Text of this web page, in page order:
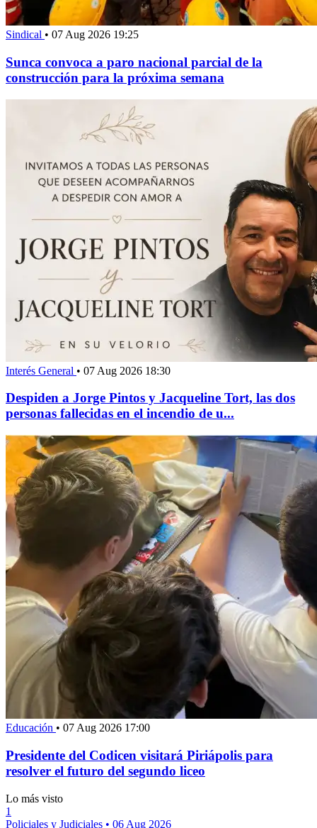
Sindical • 07 Aug 2026 19:25
Sunca convoca a paro nacional parcial de la
construcción para la próxima semana
Interés General • 07 Aug 2026 18:30
Despiden a Jorge Pintos y Jacqueline Tort, las dos
personas fallecidas en el incendio de u...
Educación • 07 Aug 2026 17:00
Presidente del Codicen visitará Piriápolis para
resolver el futuro del segundo liceo
Lo más visto
1
Policiales y Judiciales • 06 Aug 2026